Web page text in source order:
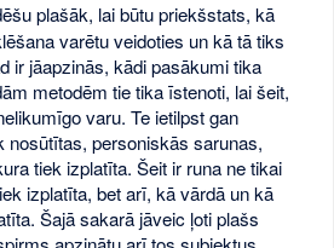
plašāk, lai būtu priekšstats, kā
varētu veidoties un kā tā tiks
ir jāapzinās, kādi pasākumi tika
metodēm tie tika īstenoti, lai šeit,
varu. Te ietilpst gan
nosūtītas, personiskās sarunas,
tiek izplatīta. Šeit ir runa ne tikai
izplatīta, bet arī, kā vārdā un kā
Šajā sakarā jāveic ļoti plašs